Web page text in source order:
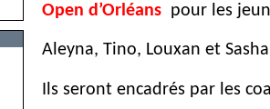
Open d’Orléans pour les
Aleyna, Tino, Louxan et
Ils seront encadrés par les